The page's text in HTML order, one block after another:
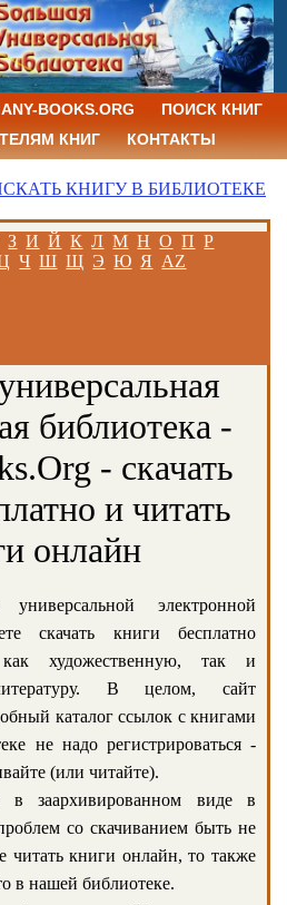
BOOKS.ORG
ПОИСК КНИГ
КНИГ
КОНТАКТЫ
КНИГУ В БИБЛИОТЕКЕ
З И Й К Л М Н О П Р
Ч Ш Щ Э Ю Я AZ
библиотека -
- скачать
и читать
онлайн
электронной
скачать книги бесплатно
художественную, так и
В целом, сайт
каталог ссылок с книгами
не надо регистрироваться -
(или читайте).
в заархивированном виде в
со скачиванием быть не
читать книги онлайн, то также
в нашей библиотеке.